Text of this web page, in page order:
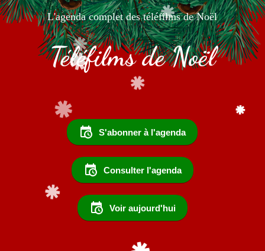
L'agenda complet des téléfilms de Noël
Téléfilms de Noël
S'abonner à l'agenda
Consulter l'agenda
Voir aujourd'hui